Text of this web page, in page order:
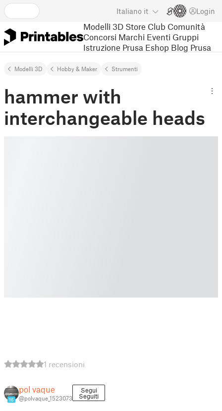
Italiano it Login
Modelli 3D Store Club Comunità
Concorsi Marchi Eventi Gruppi
Istruzione Prusa Eshop Blog Prusa
Modelli 3D Hobby & Maker Strumenti
hammer with
interchangeable heads
1 recensioni
16
pol vaque
@polvaque_1523073
Segui
Seguiti